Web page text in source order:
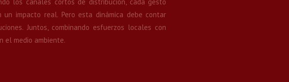
impacto real. Pero esta dinámica debe contar
Juntos, combinando esfuerzos locales con
el medio ambiente.